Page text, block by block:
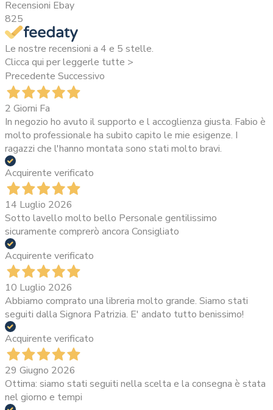
Recensioni Ebay
825
Le nostre recensioni a 4 e 5 stelle.
Clicca qui per leggerle tutte >
Precedente Successivo
2 Giorni Fa
In negozio ho avuto il supporto e l accoglienza giusta. Fabio è
molto professionale ha subito capito le mie esigenze. I
ragazzi che l'hanno montata sono stati molto bravi.
Acquirente verificato
14 Luglio 2026
Sotto lavello molto bello Personale gentilissimo
sicuramente comprerò ancora Consigliato
Acquirente verificato
10 Luglio 2026
Abbiamo comprato una libreria molto grande. Siamo stati
seguiti dalla Signora Patrizia. E' andato tutto benissimo!
Acquirente verificato
29 Giugno 2026
Ottima: siamo stati seguiti nella scelta e la consegna è stata
nel giorno e tempi